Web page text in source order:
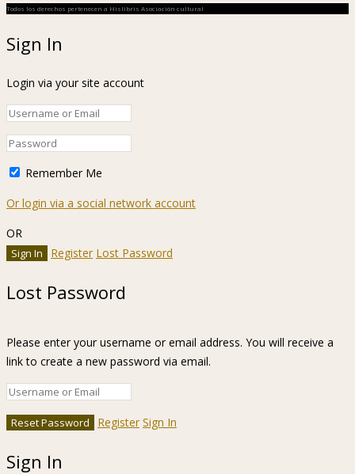
Todos los derechos pertenecen a Hislibris Asociación cultural
Sign In
Login via your site account
Remember Me
Or login via a social network account
OR
Register Lost Password
Lost Password
Please enter your username or email address. You will receive a
link to create a new password via email.
Register Sign In
Sign In